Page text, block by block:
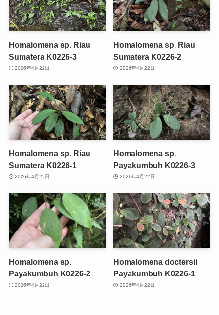
Homalomena sp. Riau
Sumatera K0226-3
2026年4月22日
Homalomena sp. Riau
Sumatera K0226-2
2026年4月22日
Homalomena sp. Riau
Sumatera K0226-1
2026年4月22日
Homalomena sp.
Payakumbuh K0226-3
2026年4月22日
Homalomena sp.
Payakumbuh K0226-2
2026年4月22日
Homalomena doctersii
Payakumbuh K0226-1
2026年4月22日